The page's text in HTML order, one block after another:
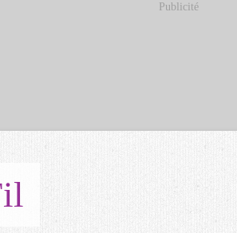
Publicité